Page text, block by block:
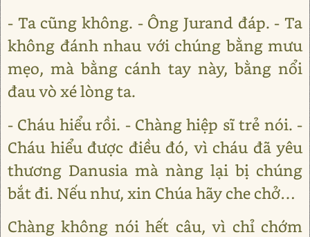
- Ta cũng không. - Ông Jurand đáp. - Ta
không đánh nhau với chúng bằng mưu
mẹo, mà bằng cánh tay này, bằng nổi
đau vò xé lòng ta.
- Cháu hiểu rồi. - Chàng hiệp sĩ trẻ nói. -
Cháu hiểu được điều đó, vì cháu đã yêu
thương Danusia mà nàng lại bị chúng
bắt đi. Nếu như, xin Chúa hãy che chở…
Chàng không nói hết câu, vì chỉ chớm